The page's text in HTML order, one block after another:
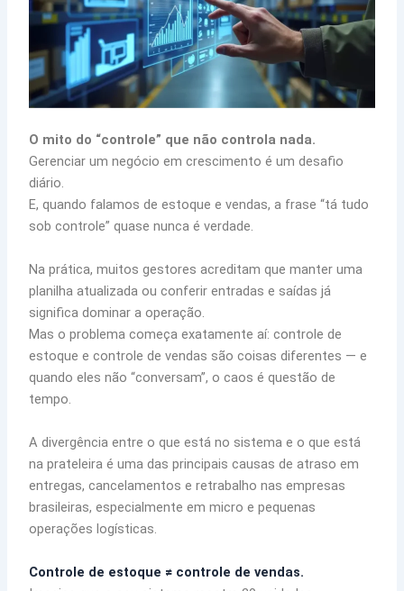
O mito do “controle” que não controla nada.
Gerenciar um negócio em crescimento é um desafio
diário.
E, quando falamos de estoque e vendas, a frase “tá tudo
sob controle” quase nunca é verdade.
Na prática, muitos gestores acreditam que manter uma
planilha atualizada ou conferir entradas e saídas já
significa dominar a operação.
Mas o problema começa exatamente aí: controle de
estoque e controle de vendas são coisas diferentes — e
quando eles não “conversam”, o caos é questão de
tempo.
A divergência entre o que está no sistema e o que está
na prateleira é uma das principais causas de atraso em
entregas, cancelamentos e retrabalho nas empresas
brasileiras, especialmente em micro e pequenas
operações logísticas.
Controle de estoque ≠ controle de vendas.